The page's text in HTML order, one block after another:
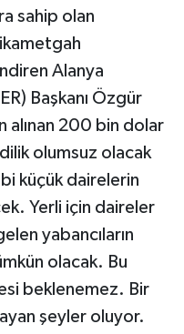
sahip olan
Alanya
Başkanı Özgür
alınan 200 bin dolar
olumsuz olacak
küçük dairelerin
Yerli için daireler
yabancıların
olacak. Bu
beklenemez. Bir
şeyler oluyor.